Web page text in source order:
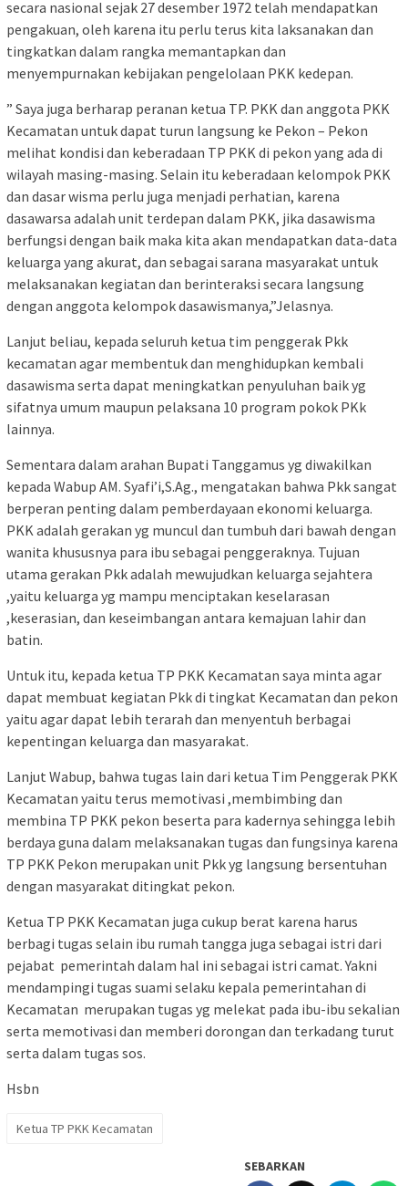
secara nasional sejak 27 desember 1972 telah mendapatkan
pengakuan, oleh karena itu perlu terus kita laksanakan dan
tingkatkan dalam rangka memantapkan dan
menyempurnakan kebijakan pengelolaan PKK kedepan.
” Saya juga berharap peranan ketua TP. PKK dan anggota PKK
Kecamatan untuk dapat turun langsung ke Pekon – Pekon
melihat kondisi dan keberadaan TP PKK di pekon yang ada di
wilayah masing-masing. Selain itu keberadaan kelompok PKK
dan dasar wisma perlu juga menjadi perhatian, karena
dasawarsa adalah unit terdepan dalam PKK, jika dasawisma
berfungsi dengan baik maka kita akan mendapatkan data-data
keluarga yang akurat, dan sebagai sarana masyarakat untuk
melaksanakan kegiatan dan berinteraksi secara langsung
dengan anggota kelompok dasawismanya,”Jelasnya.
Lanjut beliau, kepada seluruh ketua tim penggerak Pkk
kecamatan agar membentuk dan menghidupkan kembali
dasawisma serta dapat meningkatkan penyuluhan baik yg
sifatnya umum maupun pelaksana 10 program pokok PKk
lainnya.
Sementara dalam arahan Bupati Tanggamus yg diwakilkan
kepada Wabup AM. Syafi’i,S.Ag., mengatakan bahwa Pkk sangat
berperan penting dalam pemberdayaan ekonomi keluarga.
PKK adalah gerakan yg muncul dan tumbuh dari bawah dengan
wanita khususnya para ibu sebagai penggeraknya. Tujuan
utama gerakan Pkk adalah mewujudkan keluarga sejahtera
,yaitu keluarga yg mampu menciptakan keselarasan
,keserasian, dan keseimbangan antara kemajuan lahir dan
batin.
Untuk itu, kepada ketua TP PKK Kecamatan saya minta agar
dapat membuat kegiatan Pkk di tingkat Kecamatan dan pekon
yaitu agar dapat lebih terarah dan menyentuh berbagai
kepentingan keluarga dan masyarakat.
Lanjut Wabup, bahwa tugas lain dari ketua Tim Penggerak PKK
Kecamatan yaitu terus memotivasi ,membimbing dan
membina TP PKK pekon beserta para kadernya sehingga lebih
berdaya guna dalam melaksanakan tugas dan fungsinya karena
TP PKK Pekon merupakan unit Pkk yg langsung bersentuhan
dengan masyarakat ditingkat pekon.
Ketua TP PKK Kecamatan juga cukup berat karena harus
berbagi tugas selain ibu rumah tangga juga sebagai istri dari
pejabat pemerintah dalam hal ini sebagai istri camat. Yakni
mendampingi tugas suami selaku kepala pemerintahan di
Kecamatan merupakan tugas yg melekat pada ibu-ibu sekalian
serta memotivasi dan memberi dorongan dan terkadang turut
serta dalam tugas sos.
Hsbn
Ketua TP PKK Kecamatan
SEBARKAN